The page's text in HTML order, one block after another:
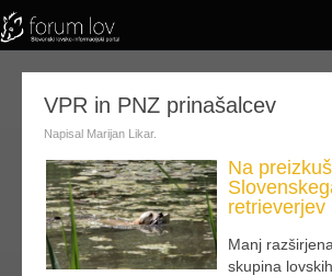
VPR in PNZ prinašalcev
Napisal Marijan Likar.
Na
retrieverjev
Manj
skupina